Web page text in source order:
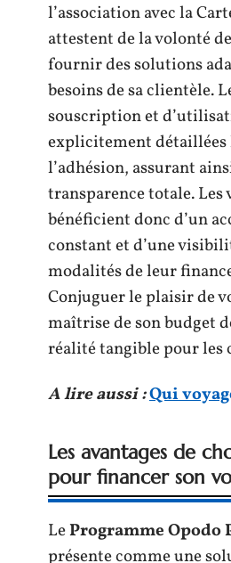
l’association avec la
attestent de la volonté
fournir des solutions
besoins de sa clientèle.
souscription et
explicitement détaillées
l’adhésion, assurant
transparence totale. Les
bénéficient donc d’un
constant et d’une
modalités de leur
Conjuguer le plaisir de
maîtrise de son budget
réalité tangible pour les
A lire aussi :Qui
Les avantages de
pour financer son
LeProgramme Opodo
présente comme une